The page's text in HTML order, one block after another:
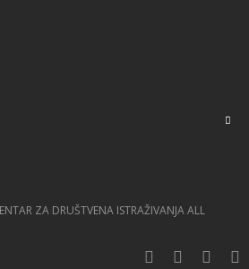
ZA DRUŠTVENA ISTRAŽIVANJA ALL